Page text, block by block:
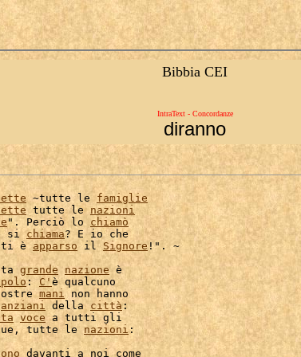
Bibbia CEI
IntraText - Concordanze
diranno
~tutte le famiglie
tutte le nazioni
". Perciò lo chiamò
si chiama? E io che
ti è apparso il Signore!". ~
grande nazione è
: C'è qualcuno
mani
anziani della città:
voce a tutti gli
tutte le nazioni:
davanti a noi come